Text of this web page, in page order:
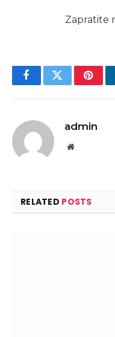
Zapratite
FacebookTwitter
admin
Website
RELATED POSTS